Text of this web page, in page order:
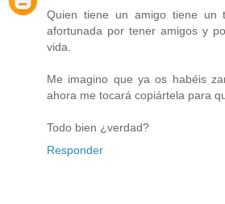
Quien tiene un amigo tiene un
afortunada por tener amigos y
vida.
Me imagino que ya os habéis
ahora me tocará copiártela para
Todo bien ¿verdad?
Responder